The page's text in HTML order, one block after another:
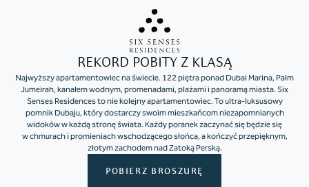
REKORD POBITY Z KLASĄ
Najwyższy apartamentowiec na świecie. 122 piętra ponad Dubai Marina, Palm
Jumeirah, kanałem wodnym, promenadami, plażami i panoramą miasta. Six
Senses Residences to nie kolejny apartamentowiec. To ultra-luksusowy
pomnik Dubaju, który dostarczy swoim mieszkańcom niezapomnianych
widoków w każdą stronę świata. Każdy poranek zaczynać się będzie się
w chmurach i promieniach wschodzącego słońca, a kończyć przepięknym,
złotym zachodem nad Zatoką Perską.
POBIERZ BROSZURĘ